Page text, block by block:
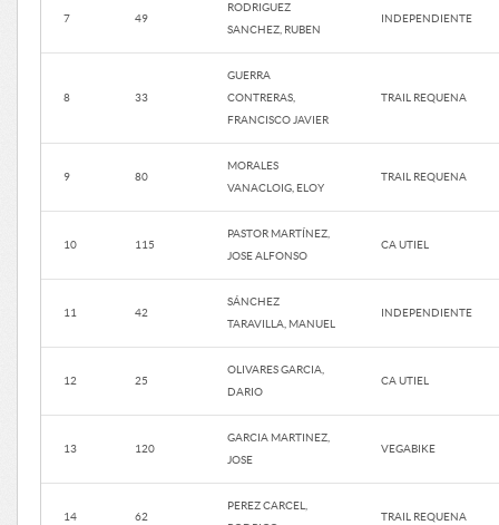
7 49
RODRIGUEZ
SANCHEZ, RUBEN
INDEPENDIENTE
8 33
GUERRA
CONTRERAS,
FRANCISCO JAVIER
TRAIL REQUENA
9 80
MORALES
VANACLOIG, ELOY
TRAIL REQUENA
10 115
PASTOR MARTÍNEZ,
JOSE ALFONSO
CA UTIEL
11 42
SÁNCHEZ
TARAVILLA, MANUEL
INDEPENDIENTE
12 25
OLIVARES GARCIA,
DARIO
CA UTIEL
13 120
GARCIA MARTINEZ,
JOSE
VEGABIKE
14 62
PEREZ CARCEL,
TRAIL REQUENA